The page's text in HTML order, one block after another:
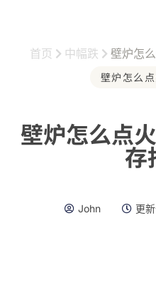
首页 中幅跌
壁炉怎
壁炉怎么
壁炉怎么点
存
John 更新